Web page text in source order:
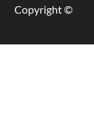
Copyright ©